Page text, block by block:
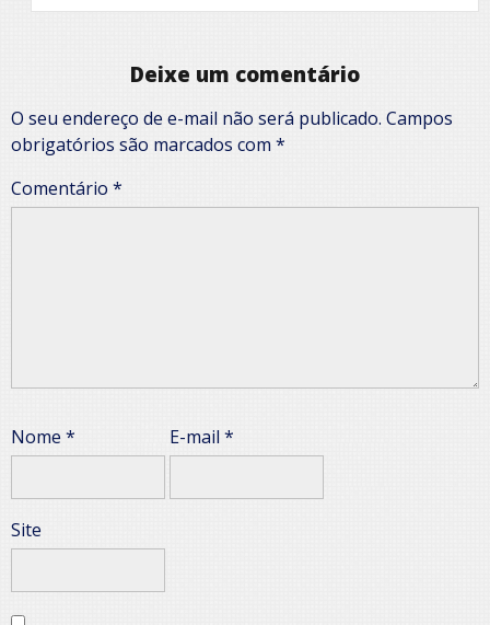
Deixe um comentário
O seu endereço de e-mail não será publicado. Campos
obrigatórios são marcados com *
Comentário *
Nome * E-mail *
Site